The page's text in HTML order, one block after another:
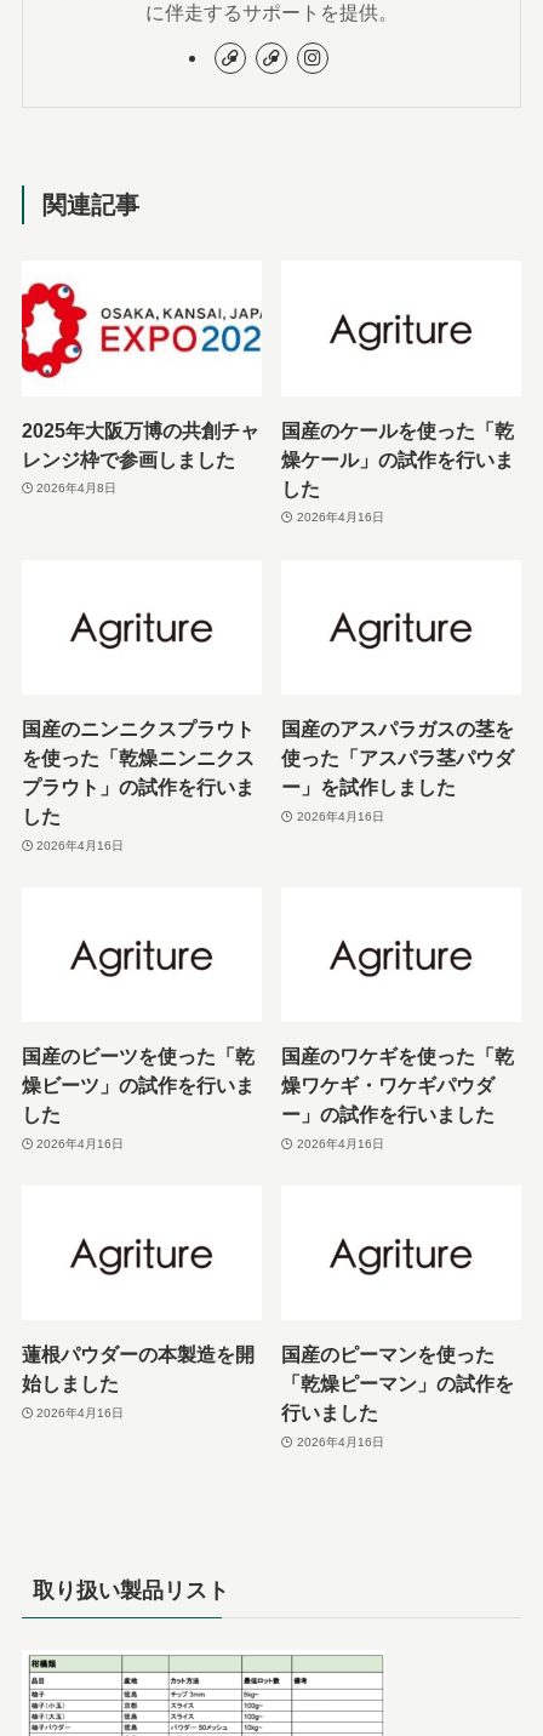
に伴走するサポートを提供。
関連記事
2025年大阪万博の共創チャ
レンジ枠で参画しました
2026年4月8日
国産のケールを使った「乾
燥ケール」の試作を行いま
した
2026年4月16日
国産のニンニクスプラウト
を使った「乾燥ニンニクス
プラウト」の試作を行いま
した
2026年4月16日
国産のアスパラガスの茎を
使った「アスパラ茎パウダ
ー」を試作しました
2026年4月16日
国産のビーツを使った「乾
燥ビーツ」の試作を行いま
した
2026年4月16日
国産のワケギを使った「乾
燥ワケギ・ワケギパウダ
ー」の試作を行いました
2026年4月16日
蓮根パウダーの本製造を開
始しました
2026年4月16日
国産のピーマンを使った
「乾燥ピーマン」の試作を
行いました
2026年4月16日
取り扱い製品リスト